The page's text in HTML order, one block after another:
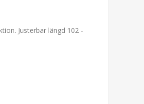
Justerbar längd 102 -